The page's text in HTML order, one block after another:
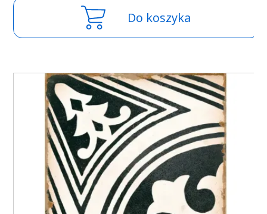
Do koszyka